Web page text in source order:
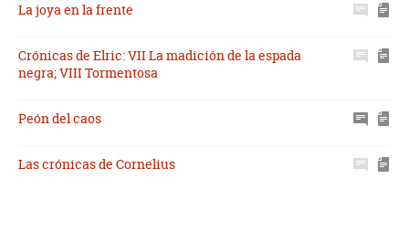
La joya en la frente
Crónicas de Elric: VII La madición de la espada
negra; VIII Tormentosa
Peón del caos
Las crónicas de Cornelius